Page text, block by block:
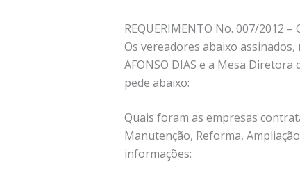
REQUERIMENTO No. 007/2012 –
Os vereadores abaixo
AFONSO DIAS e a Mesa Diretora
pede abaixo:
Quais foram as empresas
Manutenção, Reforma,
informações: